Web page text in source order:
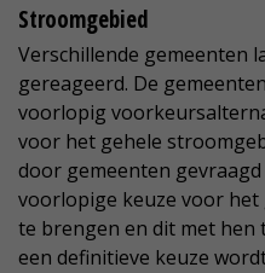
Stroomgebied
Verschillende gemeenten
gereageerd. De
voorlopig
voor het gehele
door gemeenten
voorlopige keuze voor het
te brengen en dit met
een definitieve keuze